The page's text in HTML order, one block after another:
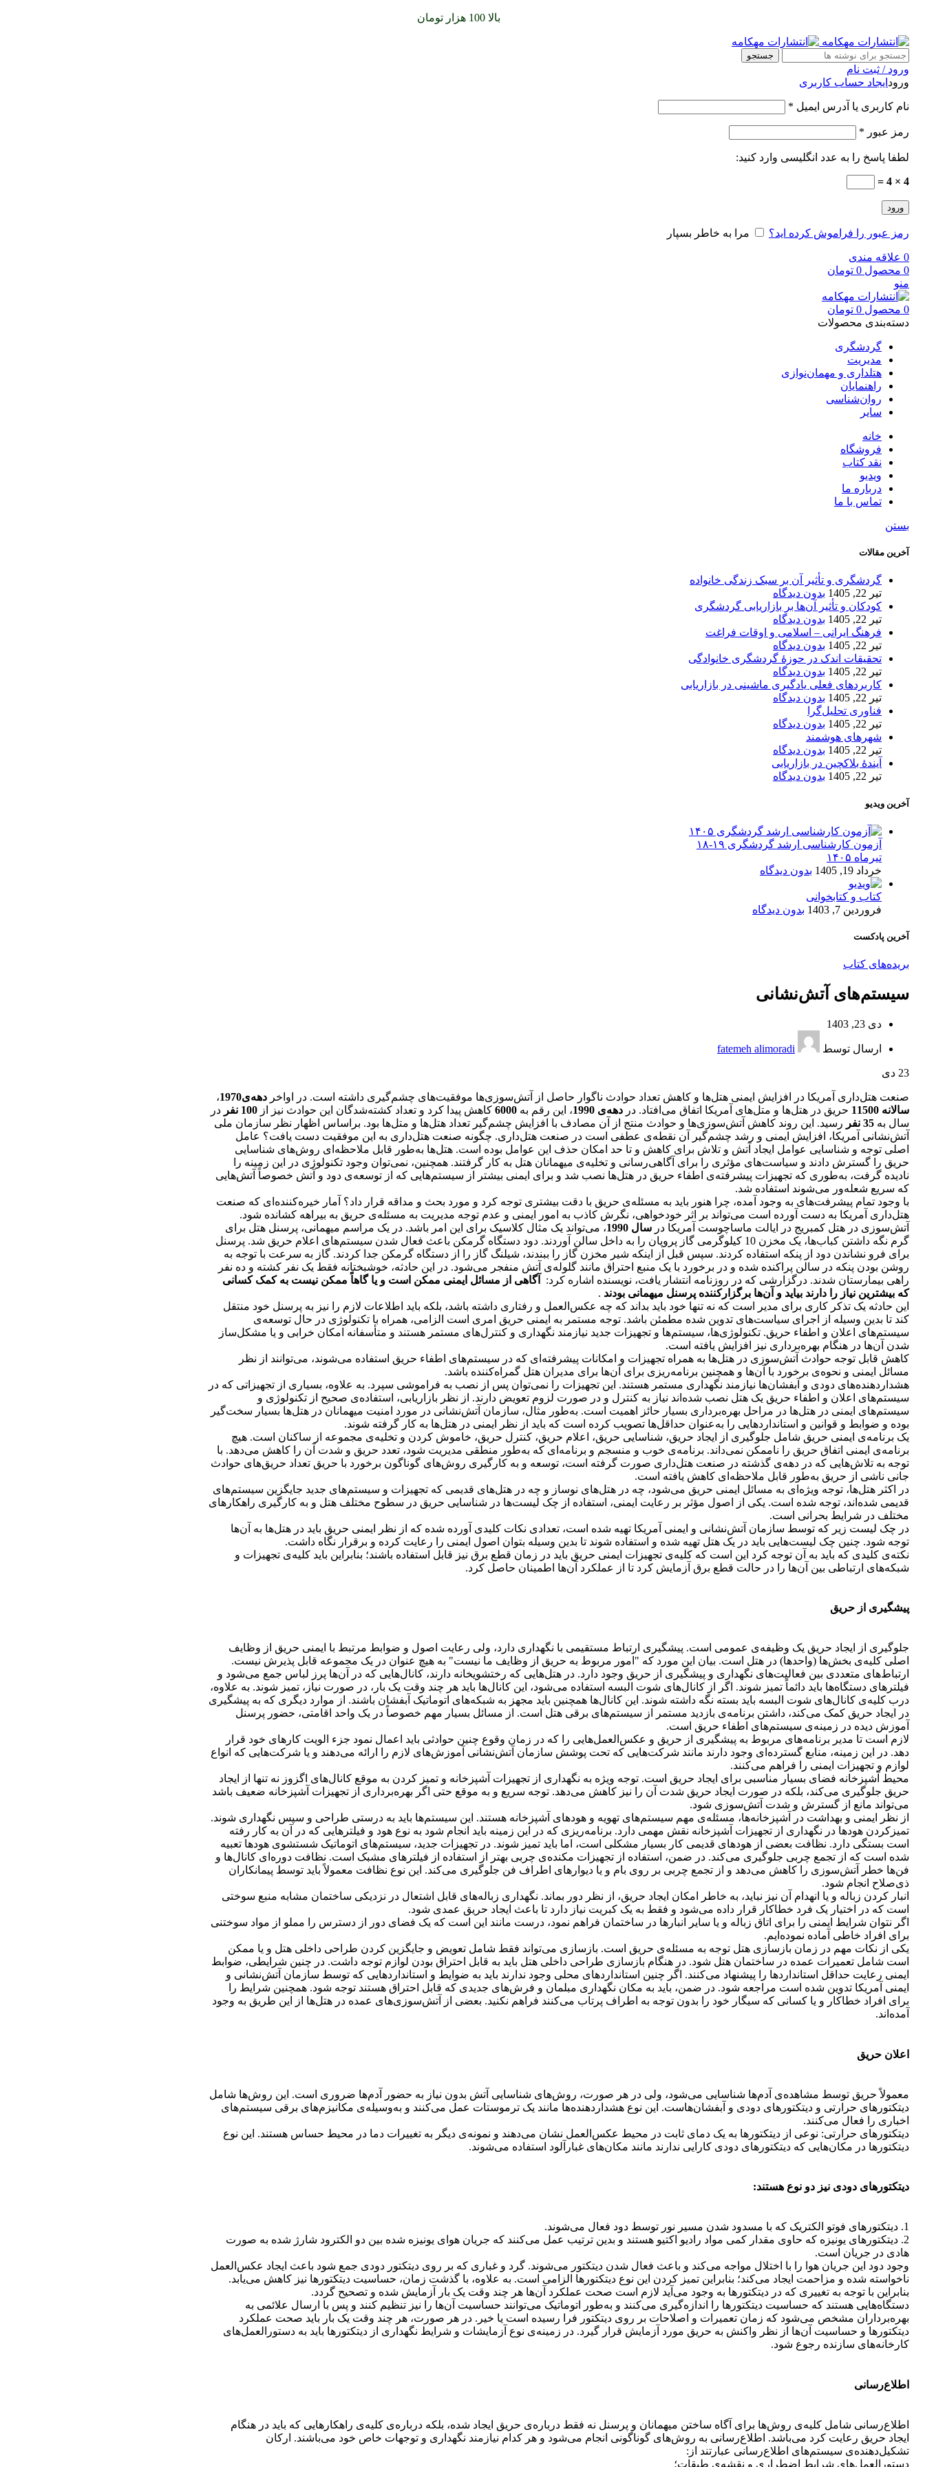
بالا 100 هزار تومان
جستجو
ورود / ثبت نام
ورود ایجاد حساب کاربری
نام کاربری یا آدرس ایمیل *
رمز عبور *
لطفا پاسخ را به عدد انگلیسی وارد کنید:
4 × 4 =
ورود
رمز عبور را فراموش کرده اید؟ مرا به خاطر بسپار
0 علاقه مندی
0 محصول 0 تومان
منو
0 محصول 0 تومان
دسته‌بندی محصولات
گردشگری
مدیریت
هتلداری و مهمان‌نوازی
راهنمایان
روان‌شناسی
سایر
خانه
فروشگاه
نقد کتاب
ویدیو
درباره‌ ما
تماس با ما
بریده‌های کتاب
سیستم‌های آتش‌نشانی
دی 23, 1403
ارسال توسط fatemeh alimoradi
23 دی
صنعت هتل‌داری آمریکا در افزایش ایمنی هتل‌ها و کاهش تعداد حوادث ناگوار حاصل از آتش‌سوزی‌ها موفقیت‌های چشم‌گیری داشته است. در اواخر دهه‌ی1970
،
سالانه 11500
حریق در هتل‌ها و متل‌های آمریکا اتفاق می‌افتاد. در دهه‌ی 1990 ، این رقم به کاهش پیدا کرد و تعداد کشته‌شدگان این حوادث نیز از 100 نفر
در
سال به 35 نفر
رسید. این روند کاهش آتش‌سوزی‌ها و حوادث منتج از آن مصادف با افزایش چشم‌گیر تعداد هتل‌ها و متل‌ها بود. براساس اظهار نظر سازمان ملی
آتش‌نشانی آمریکا، افزایش ایمنی و رشد چشم‌گیر آن نقطه‌ی عطفی است در صنعت هتل‌داری. چگونه صنعت هتل‌داری به این موفقیت دست یافت؟ عامل
اصلی توجه و شناسایی عوامل ایجاد آتش و تلاش برای کاهش و تا حد امکان حذف این عوامل بوده است. هتل‌ها به‌طور قابل ملاحظه‌ای روش‌های شناسایی
حریق را گسترش دادند و سیاست‌های مؤثری را برای آگاهی‌رسانی و تخلیه‌ی میهمانان هتل به کار گرفتند. همچنین، نمی‌توان وجود تکنولوژی در این زمینه را
نادیده گرفت، به‌طوری که تجهیزات پیشرفته‌ی اطفاء حریق در هتل‌ها نصب شد و برای ایمنی بیشتر از سیستم‌هایی که از توسعه‌ی دود و آتش خصوصاً آتش‌هایی
که سریع شعله‌ور می‌شوند استفاده شد.
با وجود تمام پیشرفت‌های به وجود آمده، چرا هنور باید به مسئله‌ی حریق با دقت بیشتری توجه کرد و مورد بحث و مداقه قرار داد؟ آمار خیره‌کننده‌ای که صنعت
هتل‌داری آمریکا به دست آورده است می‌تواند بر اثر خودخواهی، نگرش کاذب به امور ایمنی و عدم توجه مدیریت به مسئله‌ی حریق به بیراهه کشانده شود.
آتش‌سوزی در هتل کمبریج در ایالت ماساچوست آمریکا در سال 1990
، می‌تواند یک مثال کلاسیک برای این امر باشد. در یک مراسم میهمانی، پرسنل هتل برای
گرم نگه داشتن کباب‌ها، یک مخزن 10 کیلوگرمی گاز پروپان را به داخل سالن آوردند. دود دستگاه گرمکن باعث فعال شدن سیستم‌های اعلام حریق شد. پرسنل
برای فرو نشاندن دود از پنکه استفاده کردند. سپس قبل از اینکه شیر مخزن گاز را ببندند، شیلنگ گاز را از دستگاه گرمکن جدا کردند. گاز به سرعت با توجه به
روشن بودن پنکه در سالن پراکنده شده و در برخورد با یک منبع احتراق مانند گلوله‌ی آتش منفجر می‌شود. در این حادثه، خوشبختانه فقط یک نفر کشته و ده نفر
راهی بیمارستان شدند. درگزارشی که در روزنامه انتشار یافت، نویسنده اشاره کرد:
آگاهی از مسائل ایمنی ممکن است و یا گاهاً ممکن نیست به کمک کسانی
که بیشترین نیاز را دارند بیاید و آن‌ها برگزارکننده پرسنل میهمانی بودند .
این حادثه یک تذکر کاری برای مدیر است که نه تنها خود باید بداند که چه عکس‌العمل و رفتاری داشته باشد، بلکه باید اطلاعات لازم را نیز به پرسنل خود منتقل
کند تا بدین وسیله از اجرای سیاست‌های تدوین شده مطمئن باشد. توجه مستمر به ایمنی حریق امری است الزامی، همراه با تکنولوژی در حال توسعه‌ی
سیستم‌های اعلان و اطفاء حریق. تکنولوژی‌ها، سیستم‌ها و تجهیزات جدید نیازمند نگهداری و کنترل‌های مستمر هستند و متأسفانه امکان خرابی و یا مشکل‌ساز
شدن آن‌ها در هنگام بهره‌برداری نیز افزایش یافته است.
کاهش قابل توجه حوادث آتش‌سوزی در هتل‌ها به همراه تجهیزات و امکانات پیشرفته‌ای که در سیستم‌های اطفاء حریق استفاده می‌شوند، می‌توانند از نظر
مسائل ایمنی و نحوه‌ی برخورد با آن‌ها و همچنین برنامه‌ریزی برای آن‌ها برای مدیران هتل گمراه‌کننده باشد.
هشداردهنده‌های دودی و آبفشان‌ها نیازمند نگهداری مستمر هستند. این تجهیزات را نمی‌توان پس از نصب به فراموشی سپرد. به علاوه، بسیاری از تجهیزاتی که در
سیستم‌های اعلان و اطفاء حریق یک هتل نصب شده‌اند نیاز به کنترل و در صورت لزوم تعویض دارند. از نظر بازاریابی، استفاده‌ی صحیح از تکنولوژی و
سیستم‌های ایمنی در هتل‌ها در مراحل بهره‌برداری بسیار حائز اهمیت است. به‌طور مثال، سازمان آتش‌نشانی در مورد امنیت میهمانان در هتل‌ها بسیار سخت‌گیر
بوده و ضوابط و قوانین و استانداردهایی را به‌عنوان حداقل‌ها تصویب کرده است که باید از نظر ایمنی در هتل‌ها به کار گرفته شوند.
یک برنامه‌ی ایمنی حریق شامل جلوگیری از ایجاد حریق، شناسایی حریق، اعلام حریق، کنترل حریق، خاموش کردن و تخلیه‌ی مجموعه از ساکنان است. هیچ
برنامه‌ی ایمنی اتفاق حریق را ناممکن نمی‌داند. برنامه‌ی خوب و منسجم و برنامه‌ای که به‌طور منطقی مدیریت شود، تعدد حریق و شدت آن را کاهش می‌دهد. با
توجه به تلاش‌هایی که در دهه‌ی گذشته در صنعت هتل‌داری صورت گرفته است، توسعه و به کارگیری روش‌های گوناگون برخورد با حریق تعداد حریق‌های حوادث
جانی ناشی از حریق به‌طور قابل ملاحظه‌ای کاهش یافته است.
در اکثر هتل‌ها، توجه ویژه‌ای به مسائل ایمنی حریق می‌شود، چه در هتل‌های نوساز و چه در هتل‌های قدیمی که تجهیزات و سیستم‌های جدید جایگزین سیستم‌های
قدیمی شده‌اند، توجه شده است. یکی از اصول مؤثر بر رعایت ایمنی، استفاده از چک لیست‌ها در شناسایی حریق در سطوح مختلف هتل و به کارگیری راهکارهای
مختلف در شرایط بحرانی است.
در چک لیست زیر که توسط سازمان آتش‌نشانی و ایمنی آمریکا تهیه شده است، تعدادی نکات کلیدی آورده شده که از نظر ایمنی حریق باید در هتل‌ها به آن‌ها
توجه شود. چنین چک لیست‌هایی باید در یک هتل تهیه شده و استفاده شوند تا بدین وسیله بتوان اصول ایمنی را رعایت کرده و برقرار نگاه داشت.
نکته‌ی کلیدی که باید به آن توجه کرد این است که کلیه‌ی تجهیزات ایمنی حریق باید در زمان قطع برق نیز قابل استفاده باشند؛ بنابراین باید کلیه‌ی تجهیزات و
شبکه‌های ارتباطی بین آن‌ها را در حالت قطع برق آزمایش کرد تا از عملکرد آن‌ها اطمینان حاصل کرد.
پیشگیری از حریق
جلوگیری از ایجاد حریق یک وظیفه‌ی عمومی است. پیشگیری ارتباط مستقیمی با نگهداری دارد، ولی رعایت اصول و ضوابط مرتبط با ایمنی حریق از وظایف
اصلی کلیه‌ی بخش‌ها (واحدها) در هتل است. بیان این مورد که "امور مربوط به حریق از وظایف ما نیست" به هیچ عنوان در یک مجموعه قابل پذیرش نیست.
ارتباط‌های متعددی بین فعالیت‌های نگهداری و پیشگیری از حریق وجود دارد. در هتل‌هایی که رختشویخانه دارند، کانال‌هایی که در آن‌ها پرز لباس جمع می‌شود و
فیلترهای دستگاه‌ها باید دائماً تمیز شوند. اگر از کانال‌های شوت البسه استفاده می‌شود، این کانال‌ها باید هر چند وقت یک بار، در صورت نیاز، تمیز شوند. به علاوه،
درب کلیه‌ی کانال‌های شوت البسه باید بسته نگه داشته شوند. این کانال‌ها همچنین باید مجهز به شبکه‌های اتوماتیک آبفشان باشند. از موارد دیگری که به پیشگیری
در ایجاد حریق کمک می‌کند، داشتن برنامه‌ی بازدید مستمر از سیستم‌های برقی هتل است. از مسائل بسیار مهم خصوصاً در یک واحد اقامتی، حضور پرسنل
آموزش دیده در زمینه‌ی سیستم‌های اطفاء حریق است.
لازم است تا مدیر برنامه‌های مربوط به پیشگیری از حریق و عکس‌العمل‌هایی را که در زمان وقوع چنین حوادثی باید اعمال نمود جزء الویت کارهای خود قرار
دهد. در این زمینه، منابع گسترده‌ای وجود دارند مانند شرکت‌هایی که تحت پوشش سازمان آتش‌نشانی آموزش‌های لازم را ارائه می‌دهند و یا شرکت‌هایی که انواع
لوازم و تجهیزات ایمنی را فراهم می‌کنند.
محیط آشپزخانه فضای بسیار مناسبی برای ایجاد حریق است. توجه ویژه به نگهداری از تجهیزات آشپزخانه و تمیز کردن به موقع کانال‌های اگزوز نه تنها از ایجاد
حریق جلوگیری می‌کند، بلکه در صورت ایجاد حریق شدت آن را نیز کاهش می‌دهد. توجه سریع و به موقع حتی اگر بهره‌برداری از تجهیزات آشپزخانه ضعیف باشد
می‌تواند مانع از گسترش و شدت آتش‌سوزی شود.
از نظر ایمنی و بهداشت در آشپزخانه‌ها، مسئله‌ی مهم سیستم‌های تهویه و هودهای آشپزخانه هستند. این سیستم‌ها باید به درستی طراحی و سپس نگهداری شوند.
تمیزکردن هودها در نگهداری از تجهیزات آشپزخانه نقش مهمی دارد. برنامه‌ریزی که در این زمینه باید انجام شود به نوع هود و فیلترهایی که در آن به کار رفته
است بستگی دارد. نظافت بعضی از هودهای قدیمی کار بسیار مشکلی است، اما باید تمیز شوند. در تجهیزات جدید، سیستم‌های اتوماتیک شستشوی هودها تعبیه
شده است که از تجمع چربی جلوگیری می‌کند. در ضمن، استفاده از تجهیزات مکنده‌ی چربی بهتر از استفاده از فیلترهای مشبک است. نظافت دوره‌ای کانال‌ها و
فن‌ها خطر آتش‌سوزی را کاهش می‌دهد و از تجمع چربی بر روی بام و یا دیوارهای اطراف فن جلوگیری می‌کند. این نوع نظافت معمولاً باید توسط پیمانکاران
ذی‌صلاح انجام شود.
انبار کردن زباله و یا انهدام آن نیز نباید، به خاطر امکان ایجاد حریق، از نظر دور بماند. نگهداری زباله‌های قابل اشتعال در نزدیکی ساختمان مشابه منبع سوختی
است که در اختیار یک فرد خطاکار قرار داده می‌شود و فقط به یک کبریت نیاز دارد تا باعث ایجاد حریق عمدی شود.
اگر نتوان شرایط ایمنی را برای اتاق زباله و یا سایر انبارها در ساختمان فراهم نمود، درست مانند این است که یک فضای دور از دسترس را مملو از مواد سوختنی
برای افراد خاطی آماده نموده‌ایم.
یکی از نکات مهم در زمان بازسازی هتل توجه به مسئله‌ی حریق است. بازسازی می‌تواند فقط شامل تعویض و جایگزین کردن طراحی داخلی هتل و یا ممکن
است شامل تعمیرات عمده در ساختمان هتل شود. در هنگام بازسازی طراحی داخلی هتل باید به قابل احتراق بودن لوازم توجه داشت. در چنین شرایطی، ضوابط
ایمنی رعایت حداقل استانداردها را پیشنهاد می‌کنند. اگر چنین استانداردهای محلی وجود ندارند باید به ضوایط و استانداردهایی که توسط سازمان آتش‌نشانی و
ایمنی آمریکا تدوین شده است مراجعه شود. در ضمن، باید به مکان نگهداری مبلمان و فرش‌های جدیدی که قابل احتراق هستند توجه شود. همچنین شرایط را
برای افراد خطاکار و یا کسانی که سیگار خود را بدون توجه به اطراف پرتاب می‌کنند فراهم نکنید. بعضی از آتش‌سوزی‌های عمده در هتل‌ها از این طریق به وجود
آمده‌اند.
اعلان حریق
معمولاً حریق توسط مشاهده‌ی آدم‌ها شناسایی می‌شود، ولی در هر صورت، روش‌های شناسایی آتش بدون نیاز به حضور آدم‌ها ضروری است. این روش‌ها شامل
دیتکتورهای حرارتی و دیتکتورهای دودی و آبفشان‌هاست. این نوع هشداردهنده‌ها مانند یک ترموستات عمل می‌کنند و به‌وسیله‌ی مکانیزم‌های برقی سیستم‌های
اخباری را فعال می‌کنند.
دیتکتورهای حرارتی: نوعی از دیتکتورها به یک دمای ثابت در محیط عکس‌العمل نشان می‌دهند و نمونه‌ی دیگر به تغییرات دما در محیط حساس هستند. این نوع
دیتکتورها در مکان‌هایی که دیتکتورهای دودی کارایی ندارند مانند مکان‌های غبارآلود استفاده می‌شوند.
دیتکتورهای دودی نیز دو نوع هستند:
1. دیتکتورهای فوتو الکتریک که با مسدود شدن مسیر نور توسط دود فعال می‌شوند.
2. دیتکتورهای یونیزه که حاوی مقدار کمی مواد رادیو اکتیو هستند و بدین ترتیب عمل می‌کنند که جریان هوای یونیزه شده بین دو الکترود شارژ شده به صورت
هادی در جریان است.
وجود دود این جریان هوا را با اختلال مواجه می‌کند و باعث فعال شدن دیتکتور می‌شوند. گرد و غباری که بر روی دیتکتور دودی جمع شود باعث ایجاد عکس‌العمل
ناخواسته شده و مزاحمت ایجاد می‌کند؛ بنابراین تمیز کردن این نوع دیتکتورها الزامی است. به علاوه، با گذشت زمان، حساسیت دیتکتورها نیز کاهش می‌یابد.
بنابراین با توجه به تغییری که در دیتکتورها به وجود می‌آید لازم است صحت عملکرد آن‌ها هر چند وقت یک بار آزمایش شده و تصحیح گردد.
دستگاه‌هایی هستند که حساسیت دیتکتورها را اندازه‌گیری می‌کنند و به‌طور اتوماتیک می‌توانند حساسیت آن‌ها را نیز تنظیم کنند و پس با ارسال علائمی به
بهره‌برداران مشخص می‌شود که زمان تعمیرات و اصلاحات بر روی دیتکتور فرا رسیده است یا خیر. در هر صورت، هر چند وقت یک بار باید صحت عملکرد
دیتکتورها و حساسیت آن‌ها از نظر واکنش به حریق مورد آزمایش قرار گیرد. در زمینه‌ی نوع آزمایشات و شرایط نگهداری از دیتکتورها باید به دستورالعمل‌های
کارخانه‌های سازنده رجوع شود.
اطلاع‌رسانی
اطلاع‌رسانی شامل کلیه‌ی روش‌ها برای آگاه ساختن میهمانان و پرسنل نه فقط درباره‌ی حریق ایجاد شده، بلکه درباره‌ی کلیه‌ی راهکارهایی که باید در هنگام
ایجاد حریق رعایت کرد می‌باشد. اطلاع‌رسانی به روش‌های گوناگونی انجام می‌شود و هر کدام نیازمند نگهداری و توجهات خاص خود می‌باشند. ارکان
تشکیل‌دهنده‌ی سیستم‌های اطلاع‌رسانی عبارتند از:
دستورالعمل‌های شرایط اضطراری و نقشه‌ی طبقات؛
بستن
آخرین مقالات
گردشگری و تأثیر آن بر سبک زندگی خانواده
تیر 22, 1405
بدون دیدگاه
کودکان و تأثیر آن‌ها بر بازاریابی گردشگری
تیر 22, 1405
بدون دیدگاه
فرهنگ ایرانی – اسلامی و اوقات فراغت
تیر 22, 1405
بدون دیدگاه
تحقیقات اندک در حوزۀ گردشگری خانوادگی
تیر 22, 1405
بدون دیدگاه
کاربردهای فعلی یادگیری ماشینی در بازاریابی
تیر 22, 1405
بدون دیدگاه
فناوری تحلیل‌گرا
تیر 22, 1405
بدون دیدگاه
شهرهای هوشمند
تیر 22, 1405
بدون دیدگاه
آیندۀ بلاکچین در بازاریابی
تیر 22, 1405
بدون دیدگاه
آخرین ویدیو
آزمون کارشناسی ارشد گردشگری ۱۹-۱۸
تیرماه ۱۴۰۵
خرداد 19, 1405
بدون دیدگاه
کتاب و کتابخوانی
فروردین 7, 1403
بدون دیدگاه
آخرین پادکست